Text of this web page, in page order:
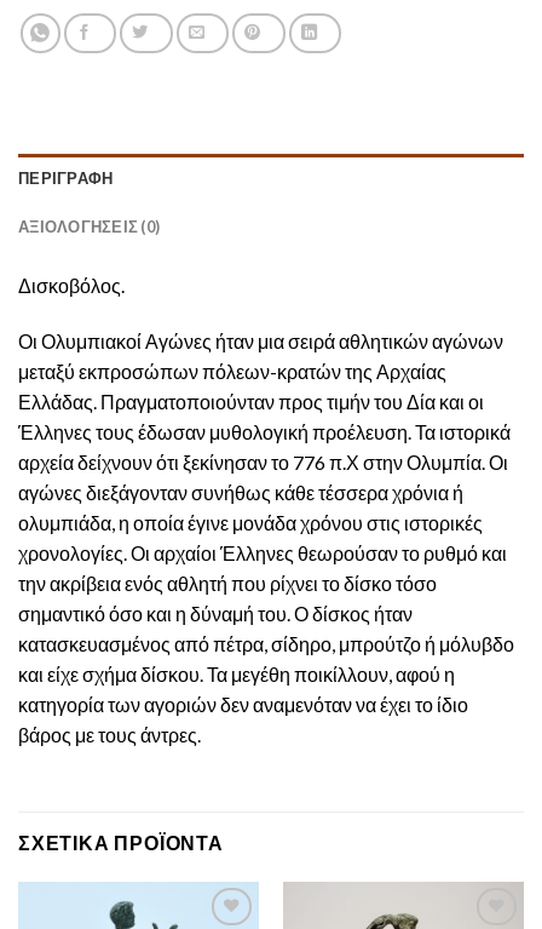
ΠΕΡΙΓΡΑΦΉ
ΑΞΙΟΛΟΓΉΣΕΙΣ (0)
Δισκοβόλος.
Οι Ολυμπιακοί Αγώνες ήταν μια σειρά αθλητικών αγώνων
μεταξύ εκπροσώπων πόλεων-κρατών της Αρχαίας
Ελλάδας. Πραγματοποιούνταν προς τιμήν του Δία και οι
Έλληνες τους έδωσαν μυθολογική προέλευση. Τα ιστορικά
αρχεία δείχνουν ότι ξεκίνησαν το 776 π.Χ στην Ολυμπία. Οι
αγώνες διεξάγονταν συνήθως κάθε τέσσερα χρόνια ή
ολυμπιάδα, η οποία έγινε μονάδα χρόνου στις ιστορικές
χρονολογίες. Οι αρχαίοι Έλληνες θεωρούσαν το ρυθμό και
την ακρίβεια ενός αθλητή που ρίχνει το δίσκο τόσο
σημαντικό όσο και η δύναμή του. Ο δίσκος ήταν
κατασκευασμένος από πέτρα, σίδηρο, μπρούτζο ή μόλυβδο
και είχε σχήμα δίσκου. Τα μεγέθη ποικίλλουν, αφού η
κατηγορία των αγοριών δεν αναμενόταν να έχει το ίδιο
βάρος με τους άντρες.
ΣΧΕΤΙΚΆ ΠΡΟΪΌΝΤΑ